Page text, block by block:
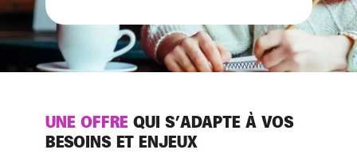
UNE OFFRE QUI S’ADAPTE À VOS
BESOINS ET ENJEUX